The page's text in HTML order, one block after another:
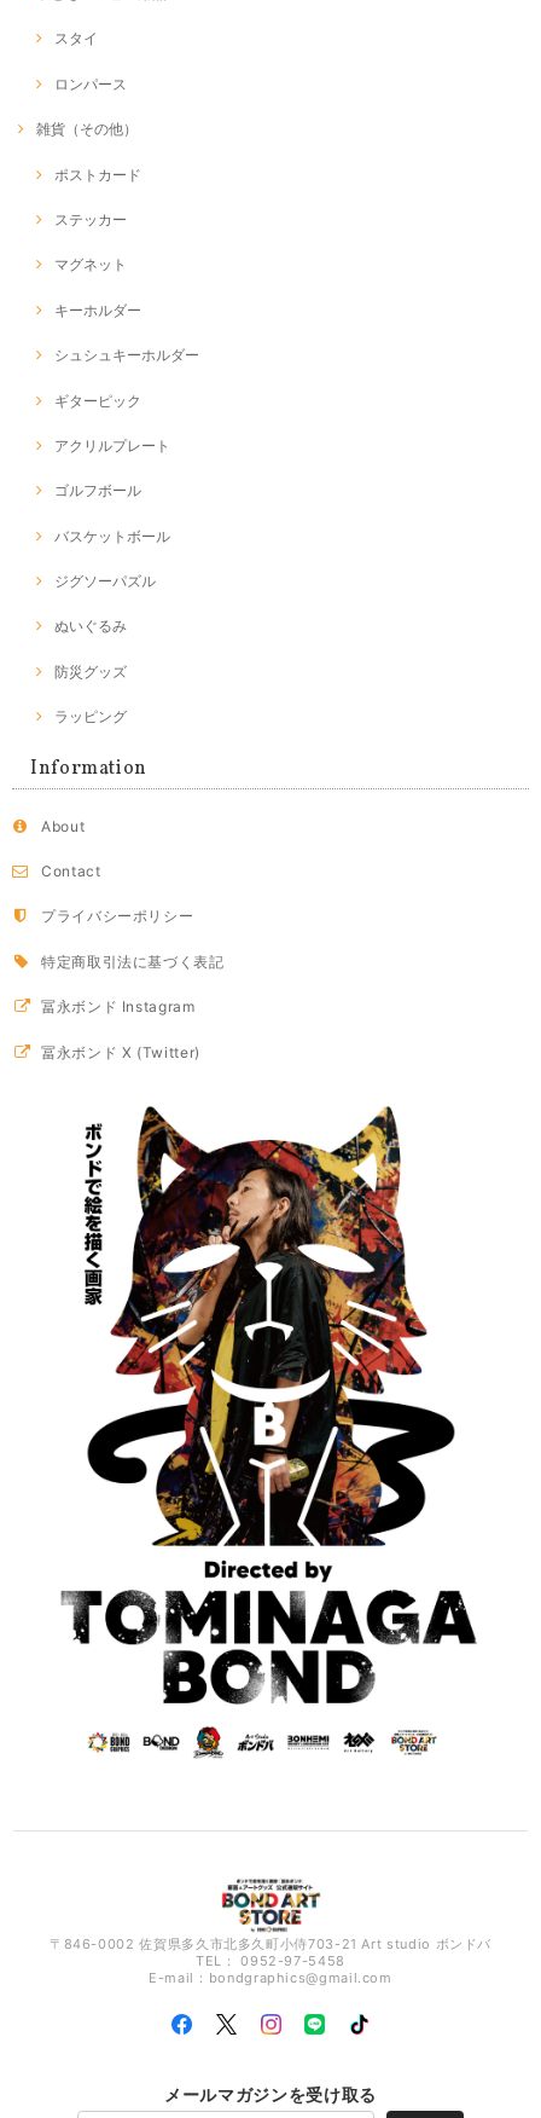
スタイ
ロンパース
雑貨（その他）
ポストカード
ステッカー
マグネット
キーホルダー
シュシュキーホルダー
ギターピック
アクリルプレート
ゴルフボール
バスケットボール
ジグソーパズル
ぬいぐるみ
防災グッズ
ラッピング
Information
About
Contact
プライバシーポリシー
特定商取引法に基づく表記
冨永ボンド Instagram
冨永ボンド X (Twitter)
〒846-0002 佐賀県多久市北多久町小侍703-21 Art studio ボンドバ
TEL： 0952-97-5458
E-mail： bondgraphics@gmail.com
メールマガジンを受け取る